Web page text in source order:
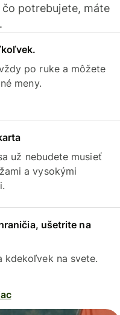
potrebujete, máte
po ruke a môžete
meny.
už nebudete musieť
a vysokými
ušetrite na
kdekoľvek na svete.